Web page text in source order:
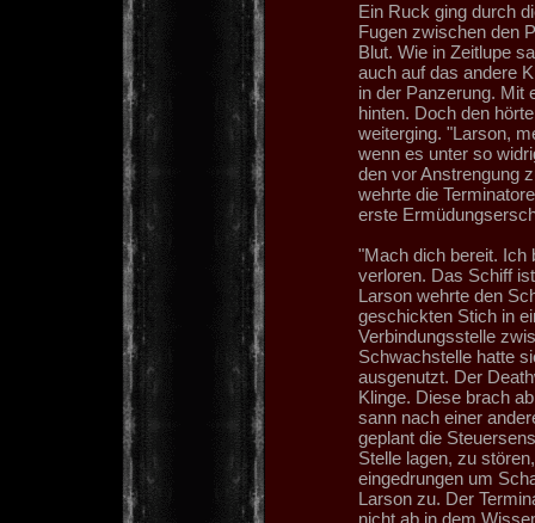
Ein Ruck ging durch
Fugen zwischen den
Blut. Wie in Zeitlupe
auch auf das andere
in der Panzerung. Mit
hinten. Doch den
weiterging. "Larson,
wenn es unter so
den vor Anstrengung
wehrte die
erste
"Mach dich bereit. Ich
verloren. Das Schiff
Larson wehrte den
geschickten Stich in
Verbindungsstelle
Schwachstelle hatte
ausgenutzt. Der
Klinge. Diese brach
sann nach einer
geplant die
Stelle lagen, zu
eingedrungen um
Larson zu. Der
nicht ab in dem